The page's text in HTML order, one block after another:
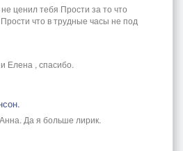
ценил тебя Прости за то что
что в трудные часы не под
Елена , спасибо.
Да я больше лирик.